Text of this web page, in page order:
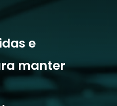
e
manter